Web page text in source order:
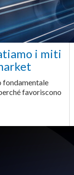
i miti
fondamentale
favoriscono